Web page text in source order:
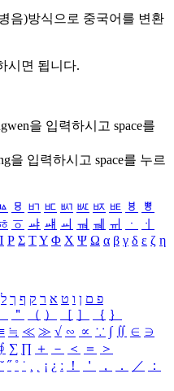
음)방식으로 중국어를 변환
시면 됩니다.
을 입력하시고 space를
을 입력하시고 space를 누르
ㅱ ㅲ ㅳ ㅴ ㅵ ㅶ ㅷ ㅸ
ㅹ
ㆆ ㆇ ㆈ ㆉ ㆊ ㆋ ㆌ ㆍ
ㆎ
Ρ Σ ΤΥ Φ Χ Ψ Ω α β γ δ ε ζ η
פ ם ן ו ט א ר ק ף ך ל
＂ （ ） ［ ］ ｛ ｝
≒ ≪ ≫ √ ∽ ∝ ∵ ∫ ∬ ∈ ∋
∑ ∏ ＋ － ＜ ＝
＞
˘ ˝ ˚ ˙ ¸ ¡ ¿ ː ！ ＇ ， ． ／
：